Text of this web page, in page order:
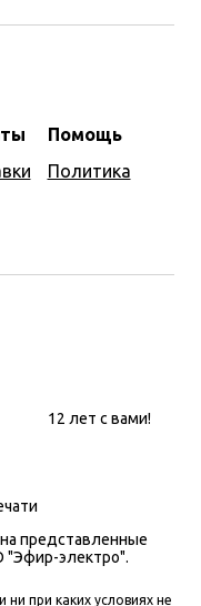
Помощь
Политика
12 лет с вами!
представленные
электро".
при каких условиях не